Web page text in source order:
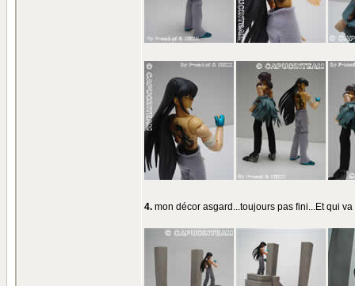
4. mon décor asgard...toujours pas fini...Et qui